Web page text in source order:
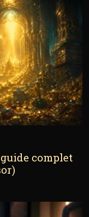
guide complet